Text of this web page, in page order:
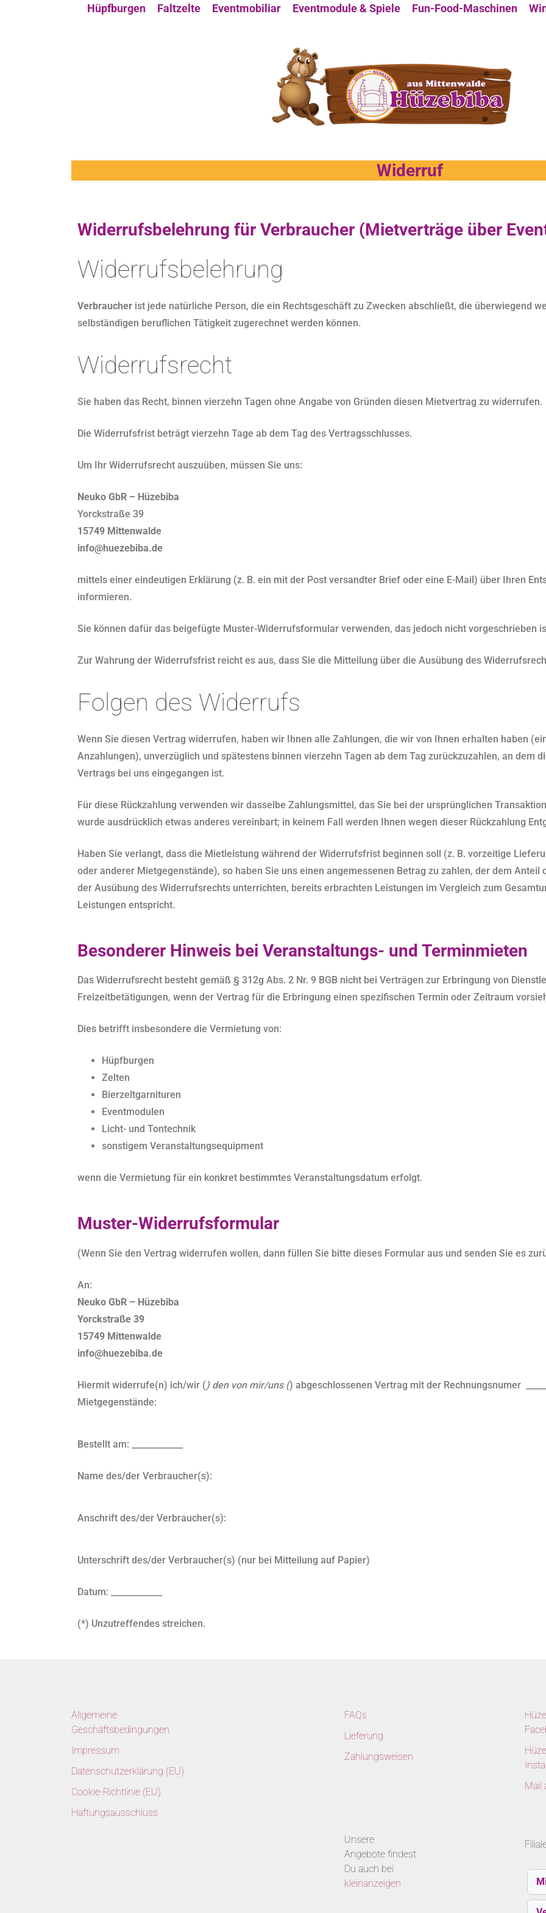
Hüpfburgen Faltzelte Eventmobiliar Eventmodule & Spiele Fun-Food-Maschinen
Widerruf
Widerrufsbelehrung für Verbraucher (Mietverträge über
Widerrufsbelehrung
Verbraucher ist jede natürliche Person, die ein Rechtsgeschäft zu Zwecken abschließt, die überwiegend
selbständigen beruflichen Tätigkeit zugerechnet werden können.
Widerrufsrecht
Sie haben das Recht, binnen vierzehn Tagen ohne Angabe von Gründen diesen Mietvertrag zu widerrufen.
Die Widerrufsfrist beträgt vierzehn Tage ab dem Tag des Vertragsschlusses.
Um Ihr Widerrufsrecht auszuüben, müssen Sie uns:
Neuko GbR – Hüzebiba
Yorckstraße 39
15749 Mittenwalde
info@huezebiba.de
mittels einer eindeutigen Erklärung (z. B. ein mit der Post versandter Brief oder eine E-Mail) über Ihren
informieren.
Sie können dafür das beigefügte Muster-Widerrufsformular verwenden, das jedoch nicht vorgeschrieben
Zur Wahrung der Widerrufsfrist reicht es aus, dass Sie die Mitteilung über die Ausübung des
Folgen des Widerrufs
Wenn Sie diesen Vertrag widerrufen, haben wir Ihnen alle Zahlungen, die wir von Ihnen erhalten haben
Anzahlungen), unverzüglich und spätestens binnen vierzehn Tagen ab dem Tag zurückzuzahlen, an dem
Vertrags bei uns eingegangen ist.
Für diese Rückzahlung verwenden wir dasselbe Zahlungsmittel, das Sie bei der ursprünglichen
wurde ausdrücklich etwas anderes vereinbart; in keinem Fall werden Ihnen wegen dieser Rückzahlung
Haben Sie verlangt, dass die Mietleistung während der Widerrufsfrist beginnen soll (z. B. vorzeitige
oder anderer Mietgegenstände), so haben Sie uns einen angemessenen Betrag zu zahlen, der dem Anteil
der Ausübung des Widerrufsrechts unterrichten, bereits erbrachten Leistungen im Vergleich zum
Leistungen entspricht.
Besonderer Hinweis bei Veranstaltungs- und Terminmieten
Das Widerrufsrecht besteht gemäß § 312g Abs. 2 Nr. 9 BGB nicht bei Verträgen zur Erbringung von
Freizeitbetätigungen, wenn der Vertrag für die Erbringung einen spezifischen Termin oder Zeitraum
Dies betrifft insbesondere die Vermietung von:
Hüpfburgen
Zelten
Bierzeltgarnituren
Eventmodulen
Licht- und Tontechnik
sonstigem Veranstaltungsequipment
wenn die Vermietung für ein konkret bestimmtes Veranstaltungsdatum erfolgt.
Muster-Widerrufsformular
(Wenn Sie den Vertrag widerrufen wollen, dann füllen Sie bitte dieses Formular aus und senden Sie es
An:
Neuko GbR – Hüzebiba
Yorckstraße 39
15749 Mittenwalde
info@huezebiba.de
Hiermit widerrufe(n) ich/wir () den von mir/uns () abgeschlossenen Vertrag mit der Rechnungsnumer
Mietgegenstände:
Bestellt am: ____________
Name des/der Verbraucher(s):
Anschrift des/der Verbraucher(s):
Unterschrift des/der Verbraucher(s) (nur bei Mitteilung auf Papier)
Datum: ____________
(*) Unzutreffendes streichen.
Allgemeine
Geschäftsbedingungen
Impressum
Datenschutzerklärung (EU)
Cookie-Richtlinie (EU)
Haftungsausschluss
FAQs
Lieferung
Zahlungsweisen
Mail
Unsere
Angebote findest
Du auch bei
kleinanzeigen